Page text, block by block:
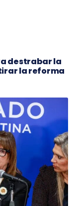
destrabar la
la reforma